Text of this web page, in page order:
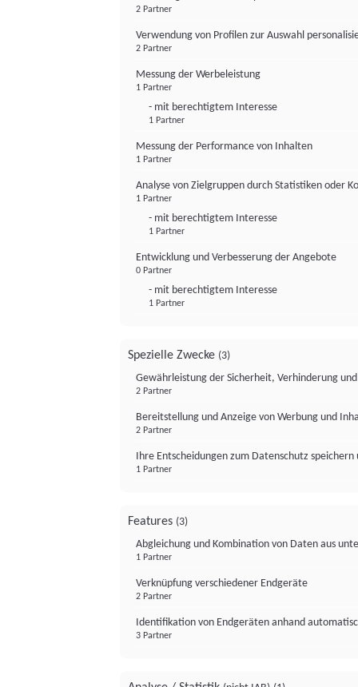
2 Partner
Verwendung von Profilen zur Auswahl
2 Partner
Messung der Werbeleistung
1 Partner
- mit berechtigtem Interesse
1 Partner
Messung der Performance von Inhalten
1 Partner
Analyse von Zielgruppen durch Statistiken oder
1 Partner
- mit berechtigtem Interesse
1 Partner
Entwicklung und Verbesserung der Angebote
0 Partner
- mit berechtigtem Interesse
1 Partner
Spezielle Zwecke (3)
Gewährleistung der Sicherheit, Verhinderung
2 Partner
Bereitstellung und Anzeige von Werbung und
2 Partner
Ihre Entscheidungen zum Datenschutz
1 Partner
Features (3)
Abgleichung und Kombination von Daten aus
1 Partner
Verknüpfung verschiedener Endgeräte
2 Partner
Identifikation von Endgeräten anhand
3 Partner